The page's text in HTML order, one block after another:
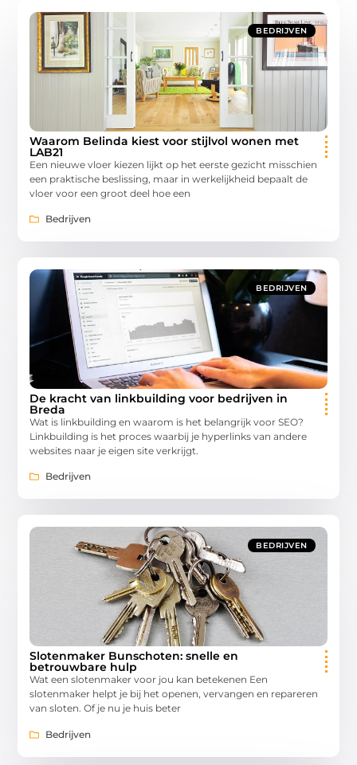
BEDRIJVEN
Waarom Belinda kiest voor stijlvol wonen met
LAB21
Een nieuwe vloer kiezen lijkt op het eerste gezicht misschien
een praktische beslissing, maar in werkelijkheid bepaalt de
vloer voor een groot deel hoe een
Bedrijven
BEDRIJVEN
De kracht van linkbuilding voor bedrijven in
Breda
Wat is linkbuilding en waarom is het belangrijk voor SEO?
Linkbuilding is het proces waarbij je hyperlinks van andere
websites naar je eigen site verkrijgt.
Bedrijven
BEDRIJVEN
Slotenmaker Bunschoten: snelle en
betrouwbare hulp
Wat een slotenmaker voor jou kan betekenen Een
slotenmaker helpt je bij het openen, vervangen en repareren
van sloten. Of je nu je huis beter
Bedrijven